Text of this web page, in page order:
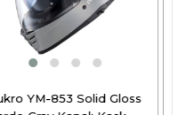
Nukro YM-853 Solid